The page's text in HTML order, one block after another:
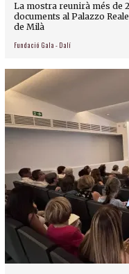
La mostra reunirà més de
documents al Palazzo
de Milà
Fundació Gala - Dalí